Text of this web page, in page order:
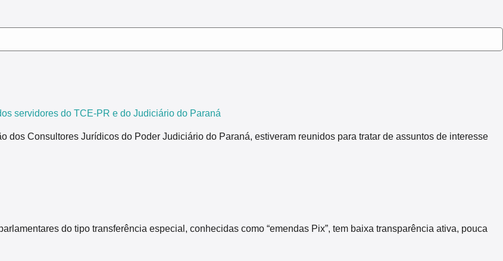
servidores do TCE-PR e do Judiciário do Paraná
dos Consultores Jurídicos do Poder Judiciário do Paraná, estiveram reunidos para tratar de assuntos de interesse
do tipo transferência especial, conhecidas como “emendas Pix”, tem baixa transparência ativa, pouca